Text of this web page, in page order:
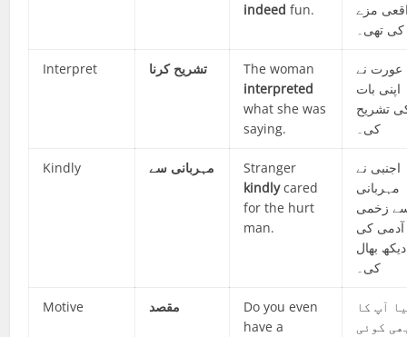
indeed fun.
مزے
کی تھی۔
Interpret تشریح کرنا
The woman
interpreted
what she was
saying.
عورت نے
اپنی بات
تشریح
کی۔
Kindly مہربانی سے
Stranger
kindlycared
for the hurt
man.
اجنبی نے
مہربانی
زخمی
آدمی کی
دیکھ بھال
کی۔
Motive مقصد
Do you even
have a
آپ کا
کوئی